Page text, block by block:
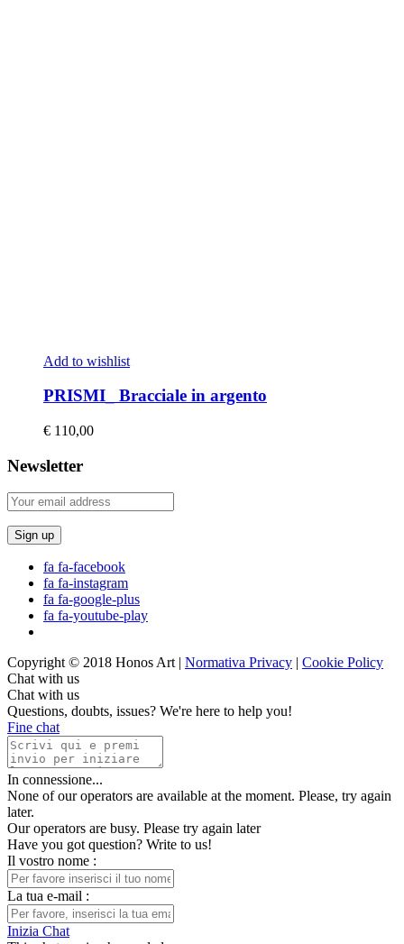
Add to wishlist
PRISMI_ Bracciale in argento
€ 110,00
Newsletter
fa fa-facebook
fa fa-instagram
fa fa-google-plus
fa fa-youtube-play
Copyright © 2018 Honos Art | Normativa Privacy | Cookie Policy
Chat with us
Chat with us
Questions, doubts, issues? We're here to help you!
Fine chat
In connessione...
None of our operators are available at the moment. Please, try again
later.
Our operators are busy. Please try again later
Have you got question? Write to us!
Il vostro nome :
La tua e-mail :
Inizia Chat